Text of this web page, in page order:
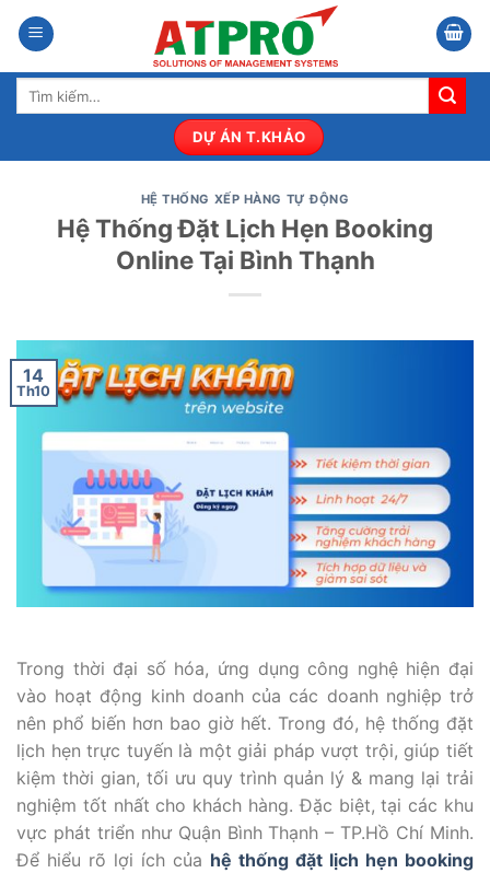
qua
nội
dung
Tìm
DỰ ÁN T.KHẢO
HỆ THỐNG XẾP HÀNG TỰ ĐỘNG
Hệ Thống Đặt Lịch Hẹn Booking
Online Tại Bình Thạnh
14
Th10
Trong thời đại số hóa, ứng dụng công nghệ hiện đại
vào hoạt động kinh doanh của các doanh nghiệp trở
nên phổ biến hơn bao giờ hết. Trong đó, hệ thống đặt
lịch hẹn trực tuyến là một giải pháp vượt trội, giúp tiết
kiệm thời gian, tối ưu quy trình quản lý & mang lại trải
nghiệm tốt nhất cho khách hàng. Đặc biệt, tại các khu
vực phát triển như Quận Bình Thạnh – TP.Hồ Chí Minh.
Để hiểu rõ lợi ích của hệ thống đặt lịch hẹn booking